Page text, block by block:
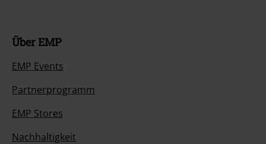
Über EMP
EMP Events
Partnerprogramm
EMP Stores
Nachhaltigkeit